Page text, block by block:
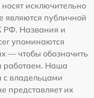
исключительно
являются публичной
РФ. Названия и
упоминаются
— чтобы обозначить
работаем. Наша
владельцами
представляет их